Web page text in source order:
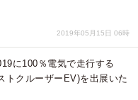
2019年05月15日 06時
に100％電気で走行する
クルーザーEV)を出展いた